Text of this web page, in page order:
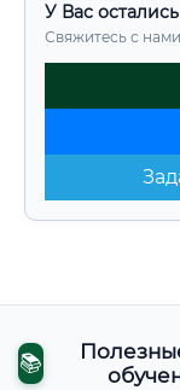
У Вас
Свяжитесь с
📚